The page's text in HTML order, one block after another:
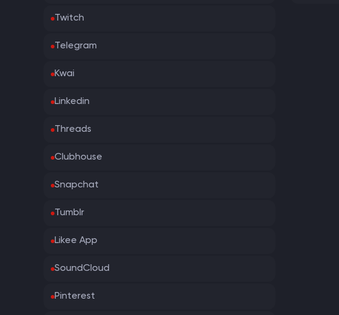
Twitch
Telegram
Kwai
Linkedin
Threads
Clubhouse
Snapchat
Tumblr
Likee App
SoundCloud
Pinterest